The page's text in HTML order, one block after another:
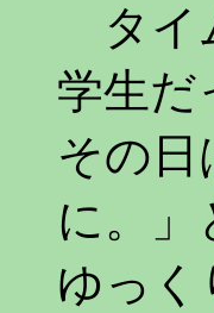
タイ
学生だ
その
に。」
ゆっく